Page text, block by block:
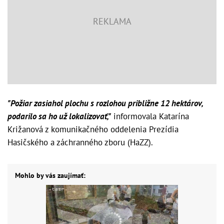
"Požiar zasiahol plochu s rozlohou približne 12 hektárov,
podarilo sa ho už lokalizovať," informovala Katarína
Križanová z komunikačného oddelenia Prezídia
Hasičského a záchranného zboru (HaZZ).
Mohlo by vás zaujímať: